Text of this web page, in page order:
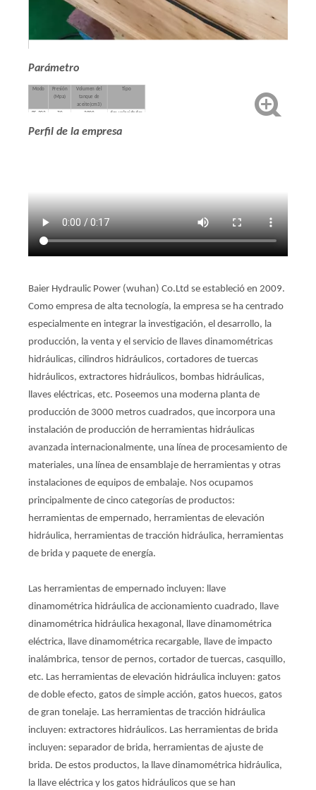
Parámetro
Modo Presión
(Mpa)
Volumen del
tanque de
aceite(cm3)
Tipo
PS-392 70 3000 dos velocidades
Perfil de la empresa
Baier Hydraulic Power (wuhan) Co.Ltd se estableció en 2009.
Como empresa de alta tecnología, la empresa se ha centrado
especialmente en integrar la investigación, el desarrollo, la
producción, la venta y el servicio de llaves dinamométricas
hidráulicas, cilindros hidráulicos, cortadores de tuercas
hidráulicos, extractores hidráulicos, bombas hidráulicas,
llaves eléctricas, etc. Poseemos una moderna planta de
producción de 3000 metros cuadrados, que incorpora una
instalación de producción de herramientas hidráulicas
avanzada internacionalmente, una línea de procesamiento de
materiales, una línea de ensamblaje de herramientas y otras
instalaciones de equipos de embalaje. Nos ocupamos
principalmente de cinco categorías de productos:
herramientas de empernado, herramientas de elevación
hidráulica, herramientas de tracción hidráulica, herramientas
de brida y paquete de energía.
Las herramientas de empernado incluyen: llave
dinamométrica hidráulica de accionamiento cuadrado, llave
dinamométrica hidráulica hexagonal, llave dinamométrica
eléctrica, llave dinamométrica recargable, llave de impacto
inalámbrica, tensor de pernos, cortador de tuercas, casquillo,
etc. Las herramientas de elevación hidráulica incluyen: gatos
de doble efecto, gatos de simple acción, gatos huecos, gatos
de gran tonelaje. Las herramientas de tracción hidráulica
incluyen: extractores hidráulicos. Las herramientas de brida
incluyen: separador de brida, herramientas de ajuste de
brida. De estos productos, la llave dinamométrica hidráulica,
la llave eléctrica y los gatos hidráulicos que se han